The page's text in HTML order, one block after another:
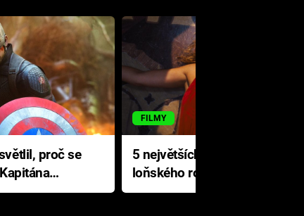
proč se
FILMY
5 největších propadáků
loňského roku: Disney na
jediné katastrofě prodělal 200